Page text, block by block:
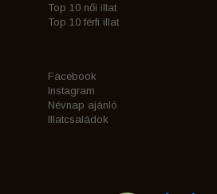
Top 10 női illat
Top 10 férfi illat
Facebook
Instagram
Névnap ajánló
Illatcsaládok